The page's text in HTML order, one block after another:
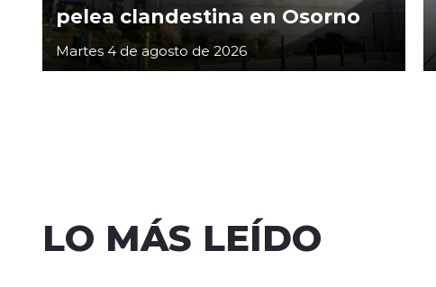
pelea clandestina en Osorno
Martes 4 de agosto de 2026
LO MÁS LEÍDO